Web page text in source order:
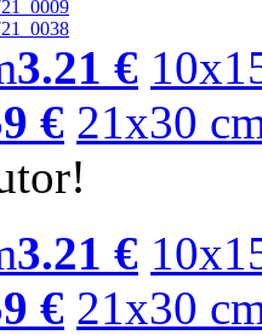
3.21 €
€ 21x30
3.21 €
€ 21x30